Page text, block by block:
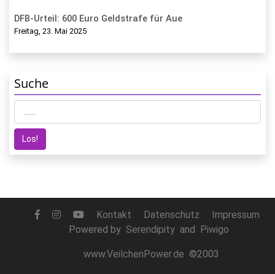
DFB-Urteil: 600 Euro Geldstrafe für Aue
Freitag, 23. Mai 2025
Suche
Kontakt Datenschutz
Impressum
Powered by Serendipity and Piwigo
www.VeilchenPower.de ©2003